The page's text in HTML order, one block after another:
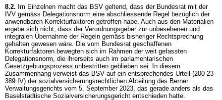
8.2. Im Einzelnen macht das BSV geltend, dass der Bundesrat mit der
IVV gemäss Delegationsnorm eine abschliessende Regel bezüglich der
anwendbaren Korrekturfaktoren getroffen habe. Auch aus den Materialien
ergebe sich nicht, dass der Verordnungsgeber zur unbesehenen und
integralen Übernahme der Regeln gemäss bisheriger Rechtsprechung
gehalten gewesen wäre. Die vom Bundesrat geschaffenen
Korrekturfaktoren bewegten sich im Rahmen der weit gefassten
Delegationsnorm, die ihrerseits auch im parlamentarischen
Gesetzgebungsprozess unbestritten geblieben sei. In diesem
Zusammenhang verweist das BSV auf ein entsprechendes Urteil (200 23
389 IV) der sozialversicherungsrechtlichen Abteilung des Berner
Verwaltungsgerichts vom 5. September 2023, das gerade anders als das
Baselstädtische Sozialversicherungsgericht entschieden hatte.